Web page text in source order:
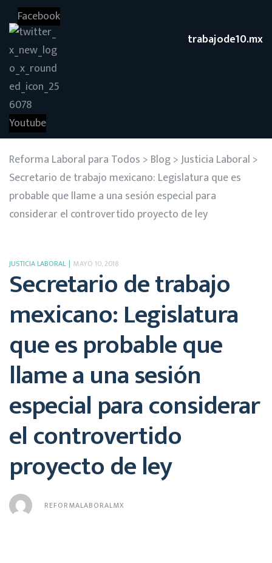
trabajode10.mx
Facebook
Youtube
Reforma Laboral para Todos > Blog>Justicia Laboral >
Secretario de trabajo mexicano: Legislatura que es
probable que llame a una sesión especial para
considerar el controvertido proyecto de ley
JUSTICIA LABORAL MAYO 10, 2018
Secretario de trabajo
mexicano: Legislatura
que es probable que
llame a una sesión
especial para considerar
el controvertido
proyecto de ley
REFORMALABORALMX